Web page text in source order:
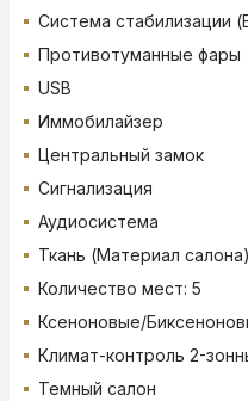
Система стабилизации
Противотуманные фары
USB
Иммобилайзер
Центральный замок
Сигнализация
Аудиосистема
Ткань (Материал салона)
Количество мест: 5
Ксеноновые/
Климат-контроль 2-
Темный салон